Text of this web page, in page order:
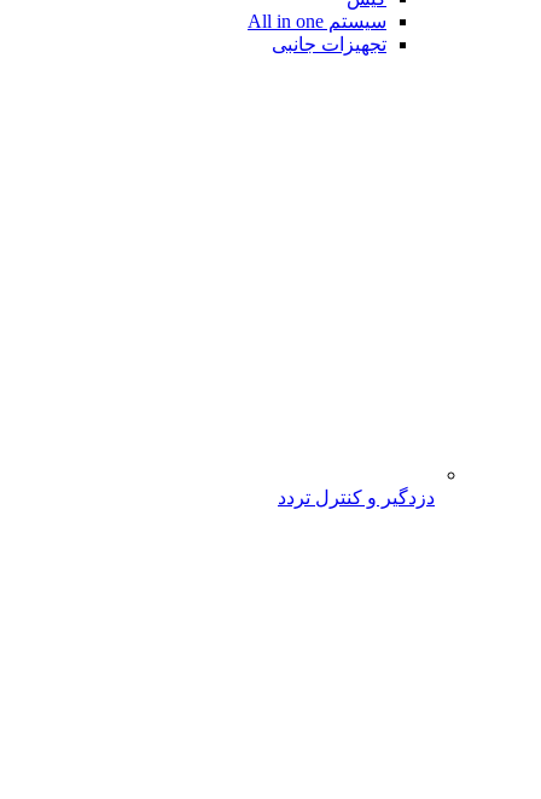
سیستم All in one
تجهیزات جانبی
دزدگیر و کنترل تردد